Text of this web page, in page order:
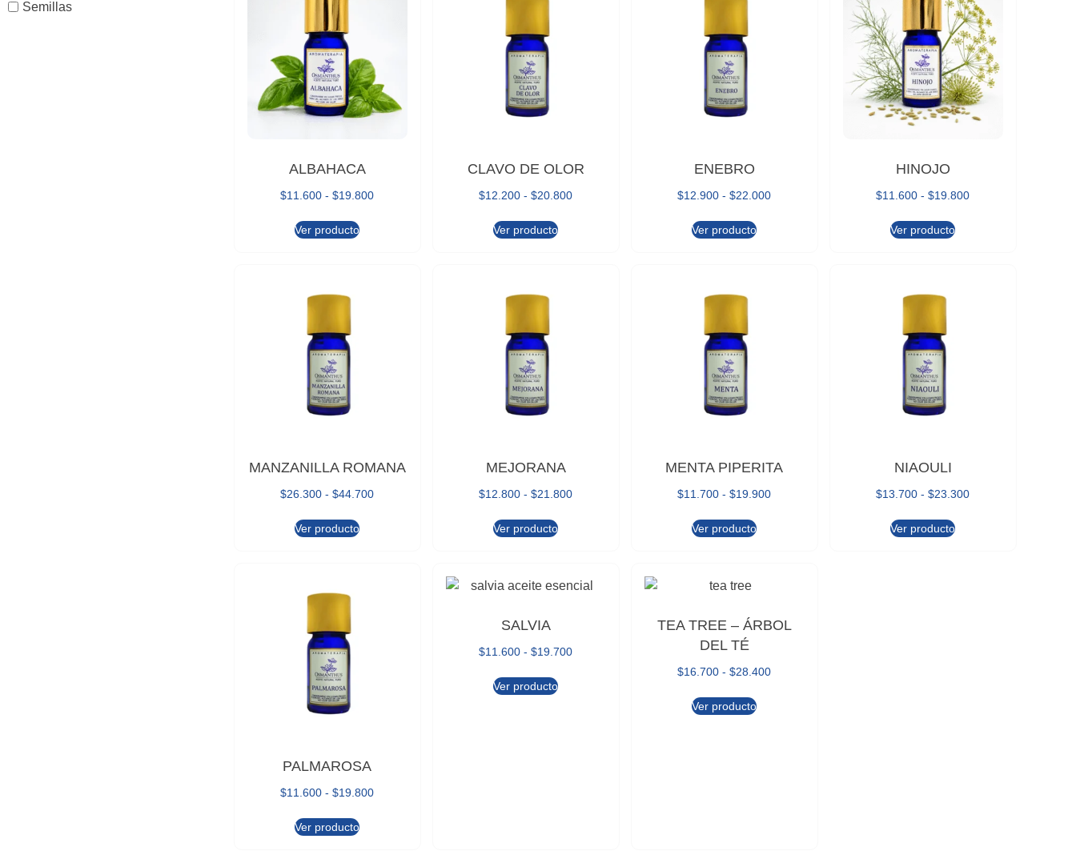
Semillas
ALBAHACA
$11.600 - $19.800
Ver producto
CLAVO DE OLOR
$12.200 - $20.800
Ver producto
ENEBRO
$12.900 - $22.000
Ver producto
HINOJO
$11.600 - $19.800
Ver producto
MANZANILLA ROMANA
$26.300 - $44.700
Ver producto
MEJORANA
$12.800 - $21.800
Ver producto
MENTA PIPERITA
$11.700 - $19.900
Ver producto
NIAOULI
$13.700 - $23.300
Ver producto
PALMAROSA
$11.600 - $19.800
Ver producto
SALVIA
$11.600 - $19.700
Ver producto
TEA TREE – ÁRBOL
DEL TÉ
$16.700 - $28.400
Ver producto